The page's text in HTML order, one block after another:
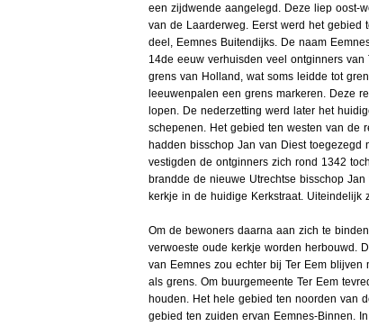
een zijdwende aangelegd. Deze liep oost-
van de Laarderweg. Eerst werd het
deel, Eemnes Buitendijks. De naam
14de eeuw verhuisden veel ontginners
grens van Holland, wat soms leidde tot
leeuwenpalen een grens markeren. Deze
lopen. De nederzetting werd later het
schepenen. Het gebied ten westen van de
hadden bisschop Jan van Diest toegezegd
vestigden de ontginners zich rond 1342
brandde de nieuwe Utrechtse bisschop
kerkje in de huidige Kerkstraat. Uiteindelijk
Om de bewoners daarna aan zich te
verwoeste oude kerkje worden herbouwd.
van Eemnes zou echter bij Ter Eem
als grens. Om buurgemeente Ter Eem
houden. Het hele gebied ten noorden van
gebied ten zuiden ervan Eemnes-Binnen.